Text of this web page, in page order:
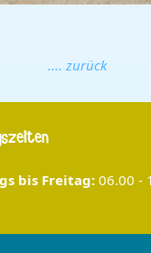
.... zurück
bis Freitag: 06.00 -